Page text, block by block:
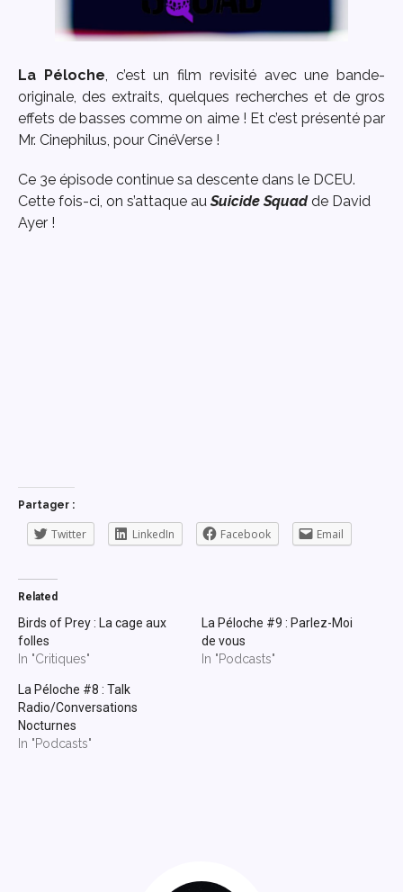
La Péloche , c’est un film revisité avec une bande-
originale, des extraits, quelques recherches et de gros
effets de basses comme on aime ! Et c’est présenté par
Mr. Cinephilus, pour CinéVerse !
Ce 3e épisode continue sa descente dans le DCEU.
Cette fois-ci, on s’attaque auSuicide Squadde David
Ayer !
Partager :
Twitter LinkedIn Facebook Email
Related
Birds of Prey : La cage aux
folles
In "Critiques"
La Péloche #9 : Parlez-Moi
de vous
In "Podcasts"
La Péloche #8 : Talk
Radio/Conversations
Nocturnes
In "Podcasts"